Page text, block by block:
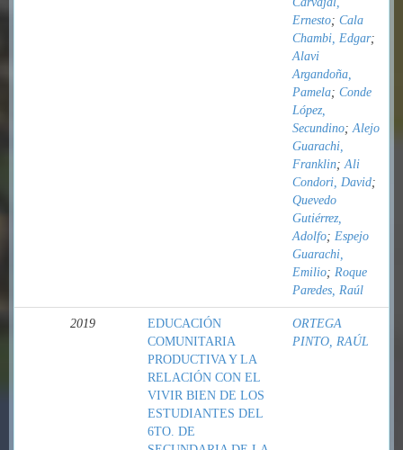
Ernesto; Cala
Chambi, Edgar;
Alavi
Argandoña,
Pamela; Conde
López,
Secundino;Alejo
Guarachi,
Franklin;Ali
Condori, David;
Quevedo
Gutiérrez,
Adolfo; Espejo
Guarachi,
Emilio; Roque
Paredes, Raúl
2019
EDUCACIÓN
COMUNITARIA
PRODUCTIVA Y LA
RELACIÓN CON EL
VIVIR BIEN DE LOS
ESTUDIANTES DEL
6TO. DE
ORTEGA
PINTO, RAÚL